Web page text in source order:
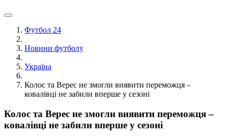
Футбол 24
Новини футболу
Україна
Колос та Верес не змогли виявити переможця –
ковалівці не забили вперше у сезоні
Колос та Верес не змогли виявити переможця –
ковалівці не забили вперше у сезоні